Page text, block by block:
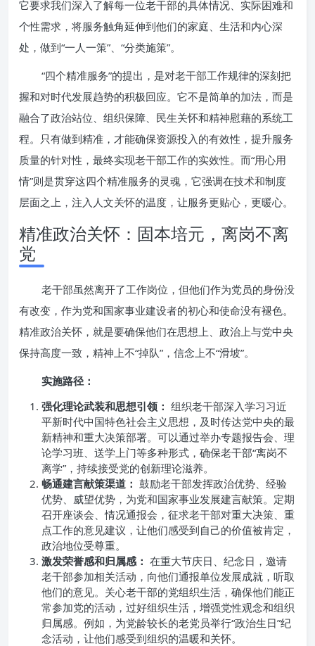
它要求我们深入了解每一位老干部的具体情况、实际困难和
个性需求，将服务触角延伸到他们的家庭、生活和内心深
处，做到“一人一策”、“分类施策”。
“四个精准服务”的提出，是对老干部工作规律的深刻把
握和对时代发展趋势的积极回应。它不是简单的加法，而是
融合了政治站位、组织保障、民生关怀和精神慰藉的系统工
程。只有做到精准，才能确保资源投入的有效性，提升服务
质量的针对性，最终实现老干部工作的实效性。而“用心用
情”则是贯穿这四个精准服务的灵魂，它强调在技术和制度
层面之上，注入人文关怀的温度，让服务更贴心，更暖心。
精准政治关怀：固本培元，离岗不离
党
老干部虽然离开了工作岗位，但他们作为党员的身份没
有改变，作为党和国家事业建设者的初心和使命没有褪色。
精准政治关怀，就是要确保他们在思想上、政治上与党中央
保持高度一致，精神上不“掉队”，信念上不“滑坡”。
实施路径：
强化理论武装和思想引领： 组织老干部深入学习习近
平新时代中国特色社会主义思想，及时传达党中央的最
新精神和重大决策部署。可以通过举办专题报告会、理
论学习班、送学上门等多种形式，确保老干部“离岗不
离学”，持续接受党的创新理论滋养。
畅通建言献策渠道： 鼓励老干部发挥政治优势、经验
优势、威望优势，为党和国家事业发展建言献策。定期
召开座谈会、情况通报会，征求老干部对重大决策、重
点工作的意见建议，让他们感受到自己的价值被肯定，
政治地位受尊重。
激发荣誉感和归属感： 在重大节庆日、纪念日，邀请
老干部参加相关活动，向他们通报单位发展成就，听取
他们的意见。关心老干部的党组织生活，确保他们能正
常参加党的活动，过好组织生活，增强党性观念和组织
归属感。例如，为党龄较长的老党员举行“政治生日”纪
念活动，让他们感受到组织的温暖和关怀。